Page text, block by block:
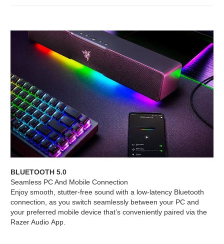
BLUETOOTH 5.0
Seamless PC And Mobile Connection
Enjoy smooth, stutter-free sound with a low-latency Bluetooth
connection, as you switch seamlessly between your PC and
your preferred mobile device that’s conveniently paired via the
Razer Audio App.